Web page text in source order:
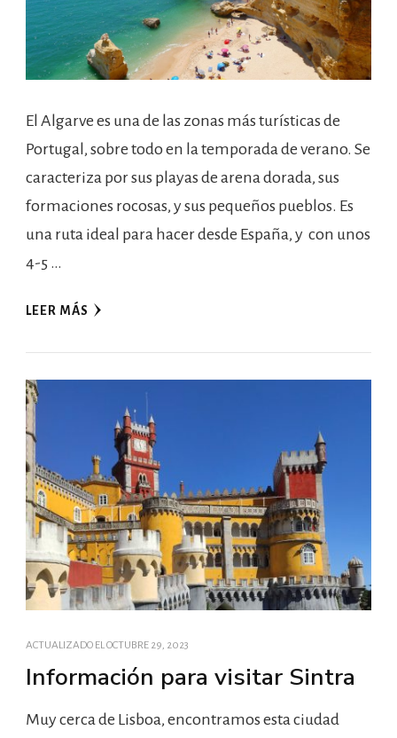
El Algarve es una de las zonas más turísticas de
Portugal, sobre todo en la temporada de verano. Se
caracteriza por sus playas de arena dorada, sus
formaciones rocosas, y sus pequeños pueblos. Es
una ruta ideal para hacer desde España, y con unos
4-5 …
LEER MÁS
ACTUALIZADO EL OCTUBRE 29, 2023
Información para visitar Sintra
Muy cerca de Lisboa, encontramos esta ciudad